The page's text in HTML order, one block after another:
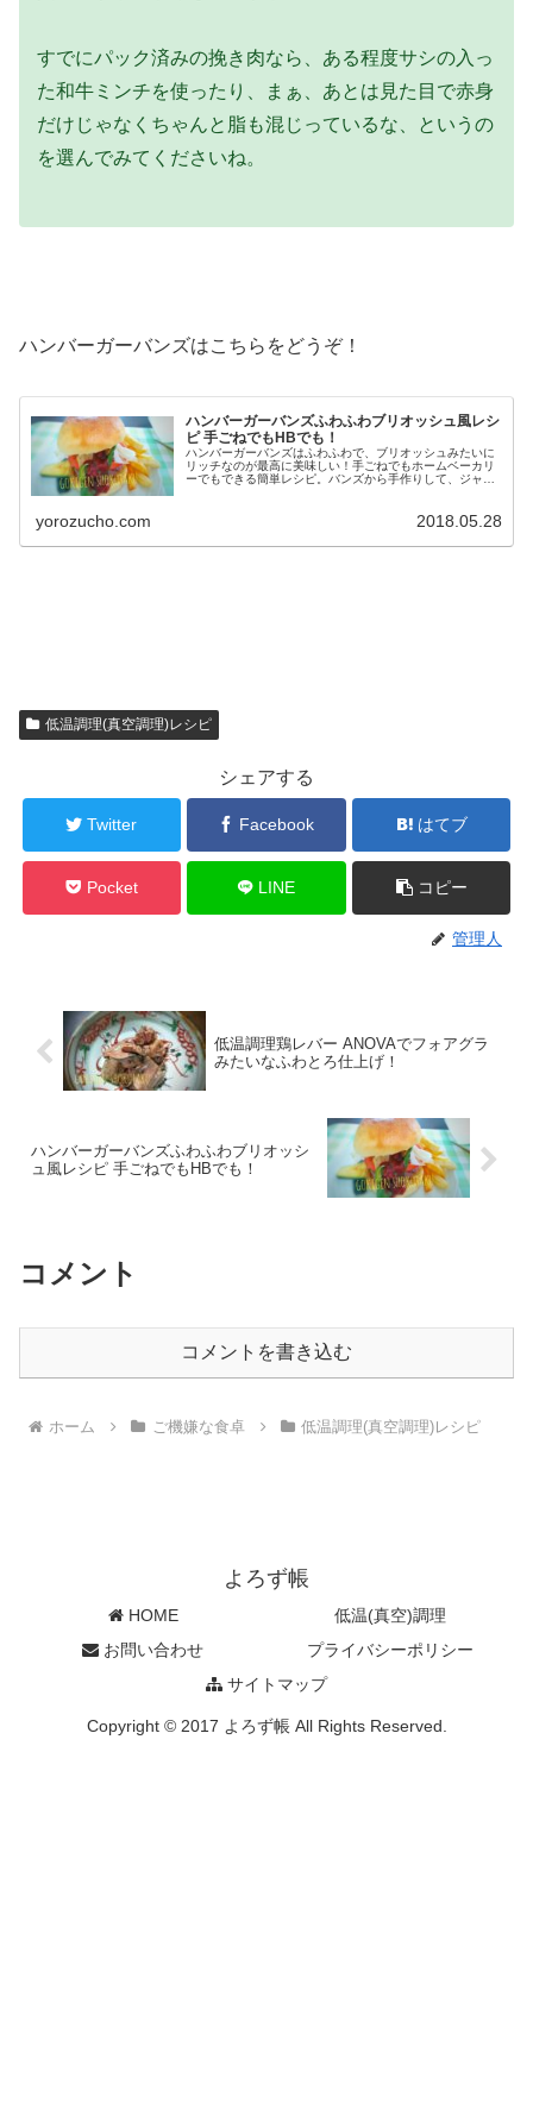
すでにパック済みの挽き肉なら、ある程度サシの入っ
た和牛ミンチを使ったり、まぁ、あとは見た目で赤身
だけじゃなくちゃんと脂も混じっているな、というの
を選んでみてくださいね。
ハンバーガーバンズはこちらをどうぞ！
ハンバーガーバンズふわふわブリオッシュ風レシ
ピ 手ごねでもHBでも！
ハンバーガーバンズはふわふわで、ブリオッシュみたいに
リッチなのが最高に美味しい！手ごねでもホームベーカリ
ーでもできる簡単レシピ。バンズから手作りして、ジャン
yorozucho.com 2018.05.28
低温調理(真空調理)レシピ
シェアする
Twitter Facebook はてブ
Pocket LINE コピー
管理人
低温調理鶏レバー ANOVAでフォアグラ
みたいなふわとろ仕上げ！
ハンバーガーバンズふわふわブリオッシ
ュ風レシピ 手ごねでもHBでも！
コメント
コメントを書き込む
ホーム ご機嫌な食卓 低温調理(真空調理)レシピ
よろず帳
HOME
低温(真空)調理
お問い合わせ
プライバシーポリシー
サイトマップ
Copyright © 2017 よろず帳 All Rights Reserved.